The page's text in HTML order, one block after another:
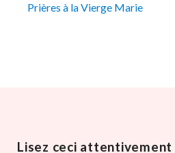
Prières à la Vierge Marie
Lisez ceci attentivement